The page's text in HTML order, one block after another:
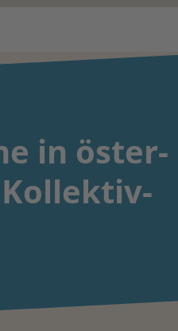
in öster­
Kollektiv­